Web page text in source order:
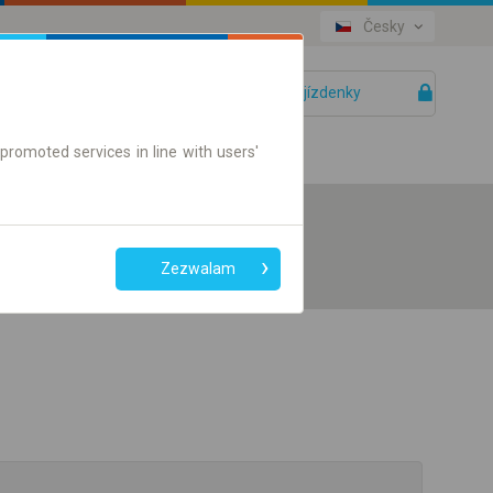
Česky
Vaše jízdenky
services in line with users'
Zezwalam